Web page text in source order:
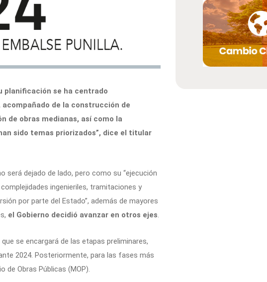
planificación se ha centrado
de la construcción de
de obras medianas, así como la
sido temas priorizados”, dice el titular
será dejado de lado, pero como su “ejecución
ingenieriles, tramitaciones y
por parte del Estado”, además de mayores
el Gobierno decidió avanzar en otros ejes.
se encargará de las etapas preliminares,
2024. Posteriormente, para las fases más
de Obras Públicas (MOP).